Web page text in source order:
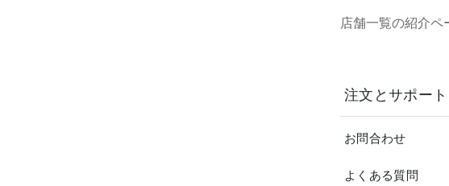
店舗一覧の紹介ペ
注文とサポート
お問合わせ
よくある質問